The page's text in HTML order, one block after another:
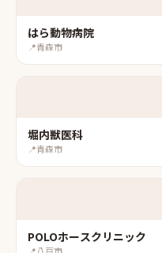
はら動物病院
📍青森市
堀内獣医科
📍青森市
POLOホースクリニック